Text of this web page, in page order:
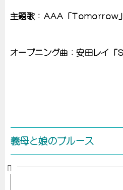
主題歌：AAA「Tomorrow」
オープニング曲：安田レイ「
義母と娘のブルース